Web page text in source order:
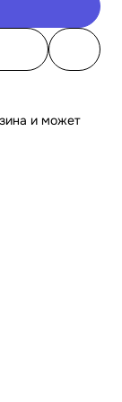
и может